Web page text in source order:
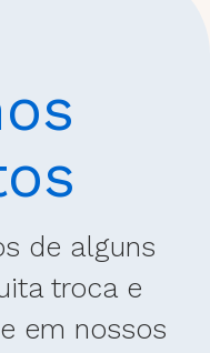
de alguns
troca e
em nossos